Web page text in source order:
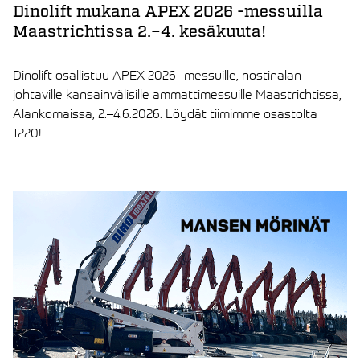
Dinolift mukana APEX 2026 -messuilla
Maastrichtissa 2.–4. kesäkuuta!
Dinolift osallistuu APEX 2026 -messuille, nostinalan
johtaville kansainvälisille ammattimessuille Maastrichtissa,
Alankomaissa, 2.–4.6.2026. Löydät tiimimme osastolta
1220!